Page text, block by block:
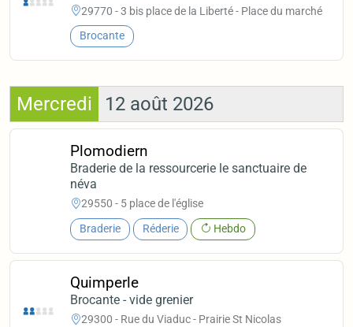
29770 - 3 bis place de la Liberté - Place du marché
Brocante
Mercredi 12 août 2026
Plomodiern
Braderie de la ressourcerie le sanctuaire de
néva
29550 - 5 place de l'église
Braderie Réderie Hebdo
Quimperle
Brocante - vide grenier
29300 - Rue du Viaduc - Prairie St Nicolas